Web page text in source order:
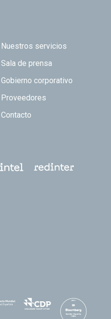
Nuestros servicios
Sala de prensa
Gobierno corporativo
Proveedores
Contacto